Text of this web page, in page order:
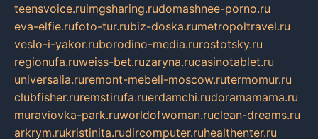
teensvoice.ruimgsharing.rudomashnee-porno.ru
eva-elfie.rufoto-tur.rubiz-doska.rumetropoltravel.ru
veslo-i-yakor.ruborodino-media.rurostotsky.ru
regionufa.ruweiss-bet.ruzaryna.rucasinotablet.ru
universalia.ruremont-mebeli-moscow.rutermomur.ru
clubfisher.ruremstirufa.ruerdamchi.rudoramamama.ru
muraviovka-park.ruworldofwoman.ruclean-dreams.ru
arkrym.rukristinita.rudircomputer.ruhealthenter.ru